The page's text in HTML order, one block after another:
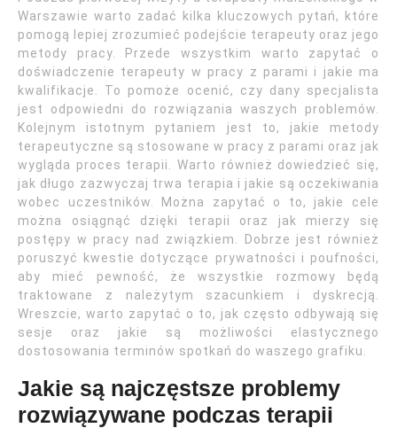
Warszawie warto zadać kilka kluczowych pytań, które
pomogą lepiej zrozumieć podejście terapeuty oraz jego
metody pracy. Przede wszystkim warto zapytać o
doświadczenie terapeuty w pracy z parami i jakie ma
kwalifikacje. To pomoże ocenić, czy dany specjalista
jest odpowiedni do rozwiązania waszych problemów.
Kolejnym istotnym pytaniem jest to, jakie metody
terapeutyczne są stosowane w pracy z parami oraz jak
wygląda proces terapii. Warto również dowiedzieć się,
jak długo zazwyczaj trwa terapia i jakie są oczekiwania
wobec uczestników. Można zapytać o to, jakie cele
można osiągnąć dzięki terapii oraz jak mierzy się
postępy w pracy nad związkiem. Dobrze jest również
poruszyć kwestie dotyczące prywatności i poufności,
aby mieć pewność, że wszystkie rozmowy będą
traktowane z należytym szacunkiem i dyskrecją.
Wreszcie, warto zapytać o to, jak często odbywają się
sesje oraz jakie są możliwości elastycznego
dostosowania terminów spotkań do waszego grafiku.
Jakie są najczęstsze problemy
rozwiązywane podczas terapii